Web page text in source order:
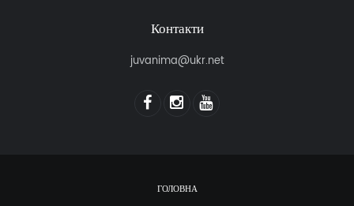
Контакти
juvanima@ukr.net
ГОЛОВНА